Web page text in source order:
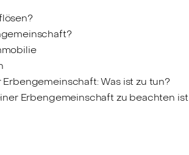
Was ist zu tun?
Erbengemeinschaft zu beachten ist